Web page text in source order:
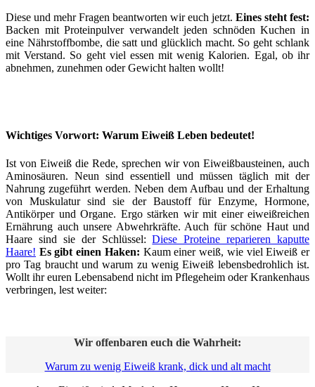
Diese und mehr Fragen beantworten wir euch jetzt. Eines steht fest:
Backen mit Proteinpulver verwandelt jeden schnöden Kuchen in
eine Nährstoffbombe, die satt und glücklich macht. So geht schlank
mit Verstand. So geht viel essen mit wenig Kalorien. Egal, ob ihr
abnehmen, zunehmen oder Gewicht halten wollt!
Wichtiges Vorwort: Warum Eiweiß Leben bedeutet!
Ist von Eiweiß die Rede, sprechen wir von Eiweißbausteinen, auch
Aminosäuren. Neun sind essentiell und müssen täglich mit der
Nahrung zugeführt werden. Neben dem Aufbau und der Erhaltung
von Muskulatur sind sie der Baustoff für Enzyme, Hormone,
Antikörper und Organe. Ergo stärken wir mit einer eiweißreichen
Ernährung auch unsere Abwehrkräfte. Auch für schöne Haut und
Haare sind sie der Schlüssel:Diese Proteine reparieren kaputte
Haare! Es gibt einen Haken: Kaum einer weiß, wie viel Eiweiß er
pro Tag braucht und warum zu wenig Eiweiß lebensbedrohlich ist.
Wollt ihr euren Lebensabend nicht im Pflegeheim oder Krankenhaus
verbringen, lest weiter:
Wir offenbaren euch die Wahrheit:
Warum zu wenig Eiweiß krank, dick und alt macht